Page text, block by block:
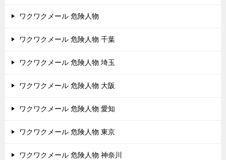
ワクワクメール 危険人物
ワクワクメール 危険人物 千葉
ワクワクメール 危険人物 埼玉
ワクワクメール 危険人物 大阪
ワクワクメール 危険人物 愛知
ワクワクメール 危険人物 東京
ワクワクメール 危険人物 神奈川